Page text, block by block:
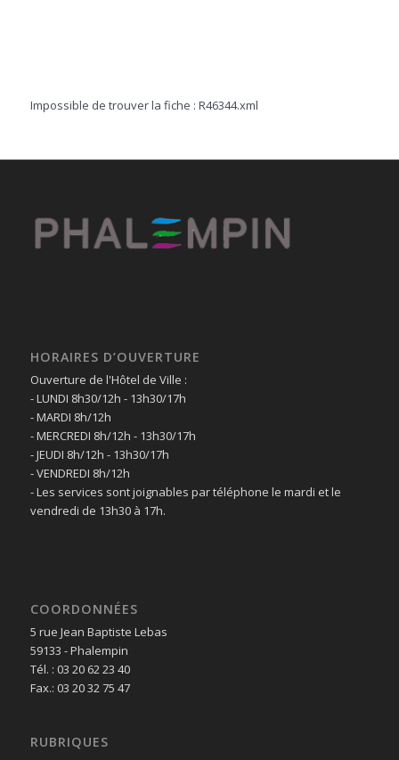
Impossible de trouver la fiche : R46344.xml
HORAIRES D’OUVERTURE
Ouverture de l'Hôtel de Ville :
- LUNDI 8h30/12h - 13h30/17h
- MARDI 8h/12h
- MERCREDI 8h/12h - 13h30/17h
- JEUDI 8h/12h - 13h30/17h
- VENDREDI 8h/12h
- Les services sont joignables par téléphone le mardi et le
vendredi de 13h30 à 17h.
COORDONNÉES
5 rue Jean Baptiste Lebas
59133 - Phalempin
Tél. : 03 20 62 23 40
Fax.: 03 20 32 75 47
RUBRIQUES